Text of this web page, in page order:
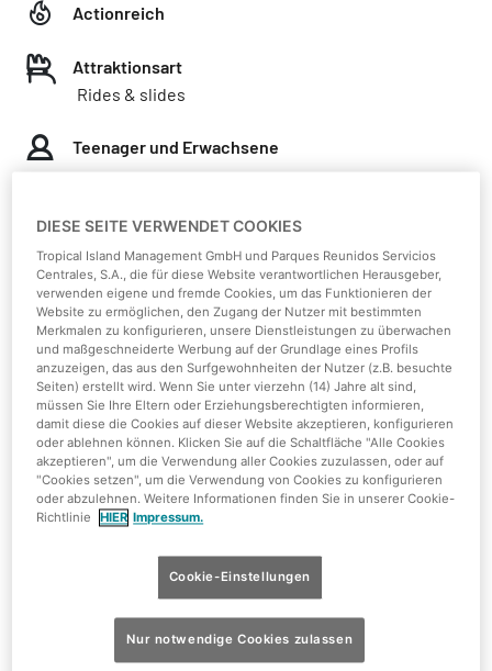
Actionreich
Attraktionsart
Rides & slides
Teenager und Erwachsene
Minimale Größe: 120 cm
Minimales Gewicht: 40 kg
Begleitung eines Erwachsenen erforderlich:
8 Jahre
Mehr Details anzeigen
Nasser Nervenkitzel
Pororoca - die stehende Welle
Tropical Islands macht es möglich: das Surfen in den
Tropen. Fühle Dich wie im Urlaub auf den Wellen Hawaiis
- und das in Brandenburg, ganz in der Nähe Berlins! Die
Attraktion trägt den stolzen NamenPororoca
DIESE SEITE VERWENDET COOKIES
Tropical Island Management GmbH und Parques Reunidos Servicios
Centrales, S.A., die für diese Website verantwortlichen Herausgeber,
verwenden eigene und fremde Cookies, um das Funktionieren der
Website zu ermöglichen, den Zugang der Nutzer mit bestimmten
Merkmalen zu konfigurieren, unsere Dienstleistungen zu überwachen
und maßgeschneiderte Werbung auf der Grundlage eines Profils
anzuzeigen, das aus den Surfgewohnheiten der Nutzer (z.B. besuchte
Seiten) erstellt wird. Wenn Sie unter vierzehn (14) Jahre alt sind,
müssen Sie Ihre Eltern oder Erziehungsberechtigten informieren,
damit diese die Cookies auf dieser Website akzeptieren, konfigurieren
oder ablehnen können. Klicken Sie auf die Schaltfläche "Alle Cookies
akzeptieren", um die Verwendung aller Cookies zuzulassen, oder auf
"Cookies setzen", um die Verwendung von Cookies zu konfigurieren
oder abzulehnen. Weitere Informationen finden Sie in unserer Cookie-
Richtlinie HIER Impressum.
Cookie-Einstellungen
Nur notwendige Cookies zulassen